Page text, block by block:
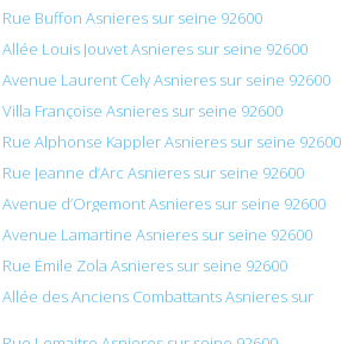
Buffon Asnieres sur seine 92600
Louis Jouvet Asnieres sur seine 92600
Laurent Cely Asnieres sur seine 92600
Françoise Asnieres sur seine 92600
Alphonse Kappler Asnieres sur seine 92600
Jeanne d’Arc Asnieres sur seine 92600
d’Orgemont Asnieres sur seine 92600
Lamartine Asnieres sur seine 92600
Émile Zola Asnieres sur seine 92600
des Anciens Combattants Asnieres sur